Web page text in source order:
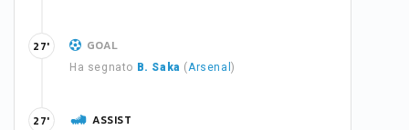
GOAL
Ha segnato B. Saka (Arsenal)
27'
ASSIST
27'